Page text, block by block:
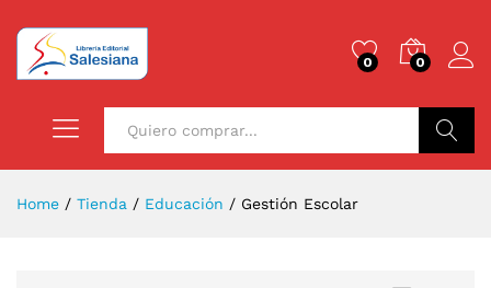
0 0
Home / Tienda / Educación / Gestión Escolar